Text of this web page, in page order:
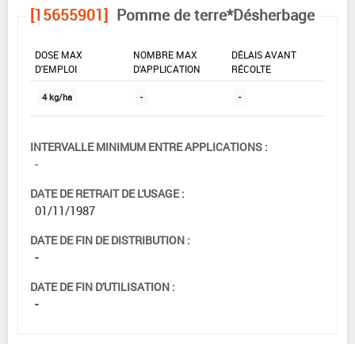
[15655901] Pomme de terre*Désherbage
DOSE MAX
D'EMPLOI
NOMBRE MAX
D'APPLICATION
DÉLAIS AVANT
RÉCOLTE
4 kg/ha - -
INTERVALLE MINIMUM ENTRE APPLICATIONS :
-
DATE DE RETRAIT DE L'USAGE :
01/11/1987
DATE DE FIN DE DISTRIBUTION :
-
DATE DE FIN D'UTILISATION :
-